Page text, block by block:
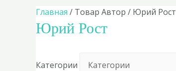
Главная / Товар Автор / Юрий Рост
Юрий Рост
Категории